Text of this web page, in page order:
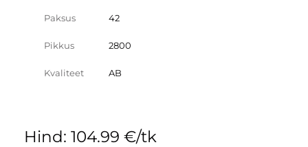
Paksus 42
Pikkus 2800
Kvaliteet AB
Hind: 104.99 €/tk